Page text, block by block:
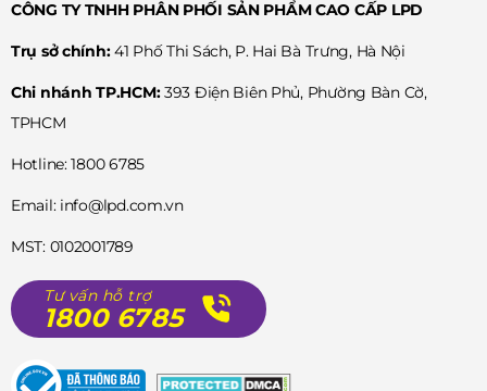
CÔNG TY TNHH PHÂN PHỐI SẢN PHẨM CAO CẤP LPD
Trụ sở chính:41 Phố Thi Sách, P. Hai Bà Trưng, Hà Nội
Chi nhánh TP.HCM:393 Điện Biên Phủ, Phường Bàn Cờ,
TPHCM
Hotline: 1800 6785
Email: info@lpd.com.vn
MST: 0102001789
Tư vấn hỗ trợ
1800 6785